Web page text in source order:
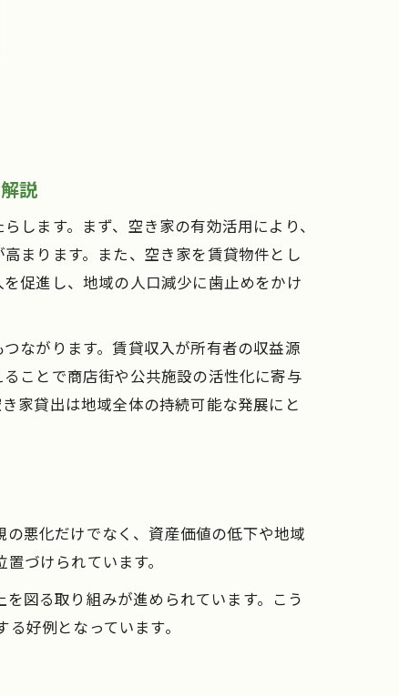
説
します。まず、空き家の有効活用により、
まります。また、空き家を賃貸物件とし
促進し、地域の人口減少に歯止めをかけ
ながります。賃貸収入が所有者の収益源
ことで商店街や公共施設の活性化に寄与
家貸出は地域全体の持続可能な発展にと
悪化だけでなく、資産価値の低下や地域
づけられています。
図る取り組みが進められています。こう
好例となっています。